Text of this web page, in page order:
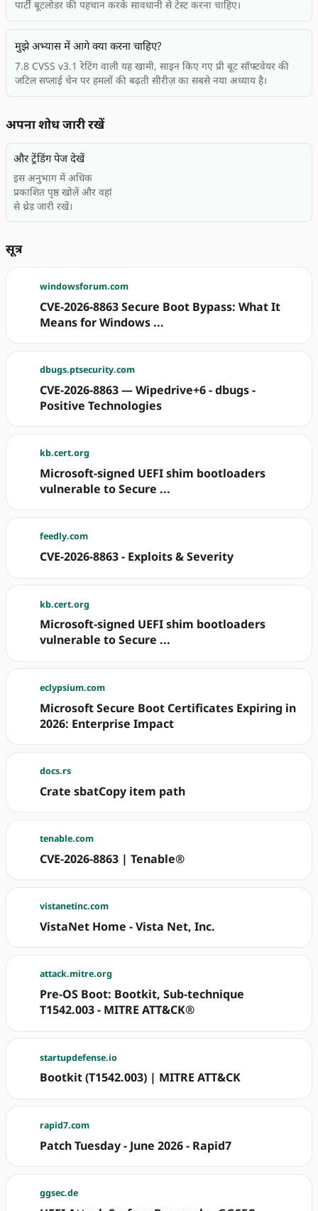
पार्टी बूटलोडर की पहचान करके सावधानी से टेस्ट करना चाहिए।
मुझे अभ्यास में आगे क्या करना चाहिए?
7.8 CVSS v3.1 रेटिंग वाली यह खामी, साइन किए गए प्री बूट सॉफ्टवेयर की
जटिल सप्लाई चेन पर हमलों की बढ़ती सीरीज़ का सबसे नया अध्याय है।
अपना शोध जारी रखें
और ट्रेंडिंग पेज देखें
इस अनुभाग में अधिक
प्रकाशित पृष्ठ खोलें और वहां
से थ्रेड जारी रखें।
सूत्र
windowsforum.com
CVE-2026-8863 Secure Boot Bypass: What It
Means for Windows ...
dbugs.ptsecurity.com
CVE-2026-8863 — Wipedrive+6 - dbugs -
Positive Technologies
kb.cert.org
Microsoft-signed UEFI shim bootloaders
vulnerable to Secure ...
feedly.com
CVE-2026-8863 - Exploits & Severity
kb.cert.org
Microsoft-signed UEFI shim bootloaders
vulnerable to Secure ...
eclypsium.com
Microsoft Secure Boot Certificates Expiring in
2026: Enterprise Impact
docs.rs
Crate sbatCopy item path
tenable.com
CVE-2026-8863 | Tenable®
vistanetinc.com
VistaNet Home - Vista Net, Inc.
attack.mitre.org
Pre-OS Boot: Bootkit, Sub-technique
T1542.003 - MITRE ATT&CK®
startupdefense.io
Bootkit (T1542.003) | MITRE ATT&CK
rapid7.com
Patch Tuesday - June 2026 - Rapid7
ggsec.de